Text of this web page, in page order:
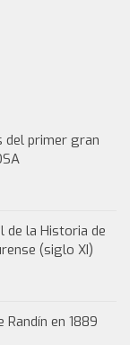
del primer gran
de la Historia de
(siglo XI)
en 1889